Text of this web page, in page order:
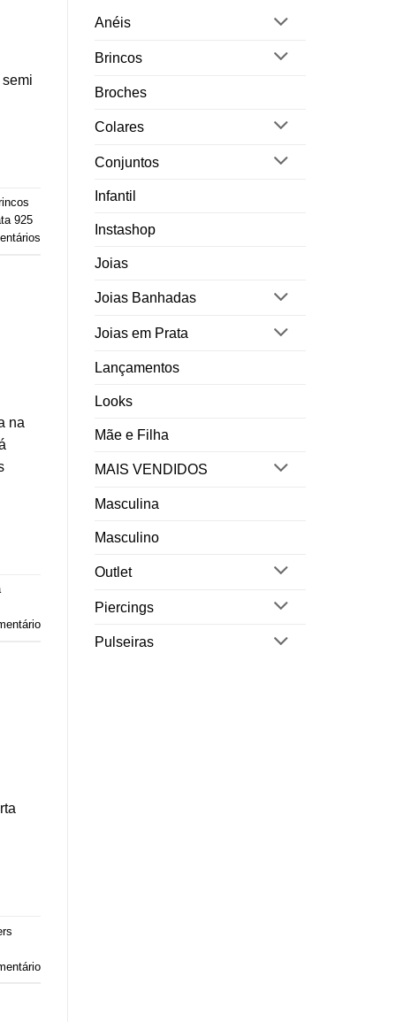
925
na
Anéis
Brincos
Broches
Colares
Conjuntos
Infantil
Instashop
Joias
Joias Banhadas
Joias em Prata
Lançamentos
Looks
Mãe e Filha
MAIS VENDIDOS
Masculina
Masculino
Outlet
Piercings
Pulseiras